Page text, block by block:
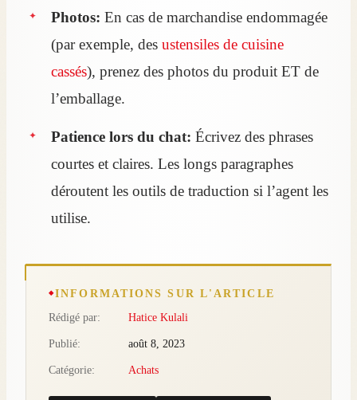
Photos: En cas de marchandise endommagée
(par exemple, des ustensiles de cuisine
cassés), prenez des photos du produit ET de
l’emballage.
Patience lors du chat: Écrivez des phrases
courtes et claires. Les longs paragraphes
déroutent les outils de traduction si l’agent les
utilise.
INFORMATIONS SUR L'ARTICLE
Rédigé par:
Hatice Kulali
Publié: août 8, 2023
Catégorie: Achats